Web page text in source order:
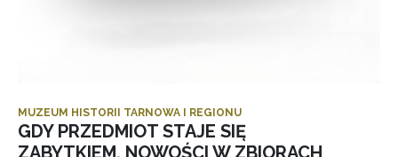
MUZEUM HISTORII TARNOWA I REGIONU
GDY PRZEDMIOT STAJE SIĘ
ZABYTKIEM. NOWOŚCI W ZBIORACH